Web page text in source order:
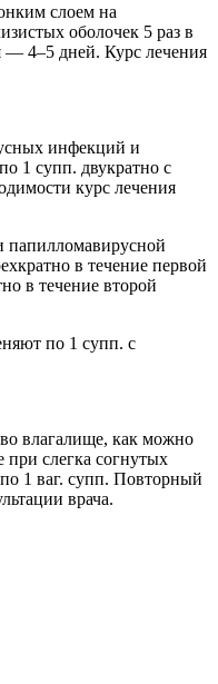
слоем на
оболочек 5 раз в
— 4–5 дней. Курс лечения
инфекций и
1 супп. двукратно с
курс лечения
папилломавирусной
в течение первой
в течение второй
по 1 супп. с
влагалище, как можно
слегка согнутых
1 ваг. супп. Повторный
врача.